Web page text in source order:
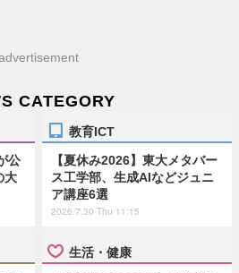
CATEGORY
公
大
教育ICT
【夏休み2026】東大メタバー
ス工学部、生成AIなどジュニ
ア講座6選
2026.7.30 Thu 11:15
生活・健康